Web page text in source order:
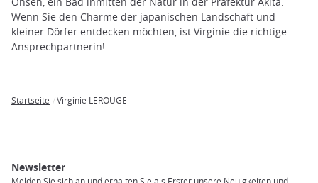
Wenn Sie den Charme der japanischen Landschaft und
kleiner Dörfer entdecken möchten, ist Virginie die richtige
Ansprechpartnerin!
after
an
iframe
Startseite Virginie LEROUGE
Newsletter